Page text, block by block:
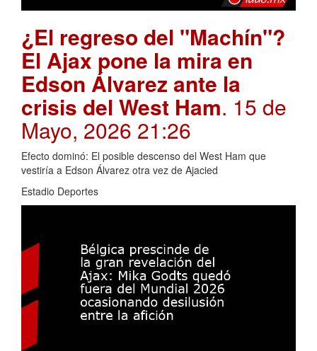
¿El regreso del "Machín"?
El Ajax pone la mira en
Edson Álvarez ante la
crisis del West Ham. 15 de
Mayo, 2026 21:26
Efecto dominó: El posible descenso del West Ham que
vestiría a Edson Álvarez otra vez de Ajacied
Estadio Deportes